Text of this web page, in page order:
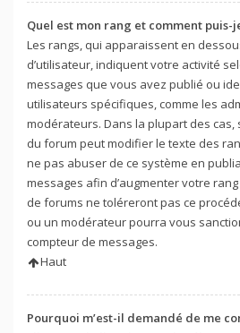
Quel est mon rang et comment puis-
Les rangs, qui apparaissent en
d’utilisateur, indiquent votre activité
messages que vous avez publié ou
utilisateurs spécifiques, comme les
modérateurs. Dans la plupart des
du forum peut modifier le texte des
ne pas abuser de ce système en
messages afin d’augmenter votre
de forums ne toléreront pas ce
ou un modérateur pourra vous
compteur de messages.
Haut
Pourquoi m’est-il demandé de me